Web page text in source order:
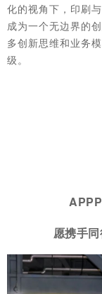
化的视角下，印刷
成为一个无边界的
多创新思维和业务
级。
愿携手